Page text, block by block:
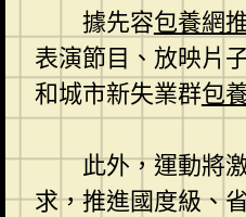
據先容包養網
表演節目、放映片
和城市新失業群包
此外，運動將
求，推進國度級、